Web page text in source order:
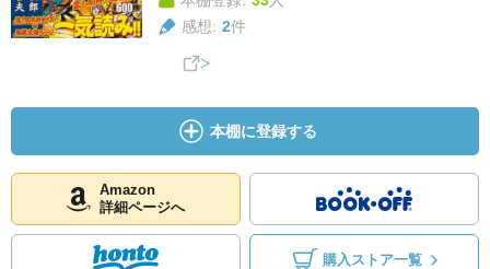
感想: 2件
本棚に登録する
Amazon
詳細ページへ
購入ストア一覧